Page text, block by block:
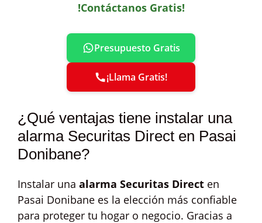
!Contáctanos Gratis!
Presupuesto Gratis
¡Llama Gratis!
¿Qué ventajas tiene instalar una
alarma Securitas Direct en Pasai
Donibane?
Instalar una alarma Securitas Direct en
Pasai Donibane es la elección más confiable
para proteger tu hogar o negocio. Gracias a